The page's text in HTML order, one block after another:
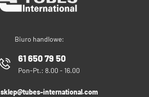
Biuro handlowe:
61 650 79 50
Pon-Pt.: 8.00 - 16.00
sklep@tubes-international.com